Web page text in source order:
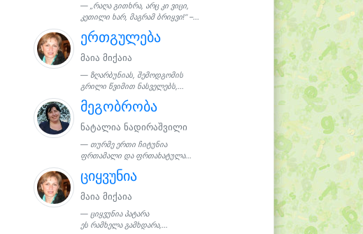
„რაღა გითხრა, არც კი ვიცი,
კეთილი ხარ, მაგრამ ბრიყვი!“ –...
ერთგულება
მაია მიქაია
ზღარბუნიას, შემოდგომის
გრილი წვიმით ნასველებს,...
მეგობრობა
ნატალია ნადირაშვილი
თურმე ერთი ჩიტუნია
ფრთამალი და ფრთახატულა...
ციყვუნია
მაია მიქაია
ციყვუნია პატარა
ეს რამხელა გამხდარა,...